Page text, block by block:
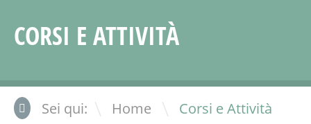
CORSI E ATTIVITÀ
Sei qui: Home \ Corsi e Attività